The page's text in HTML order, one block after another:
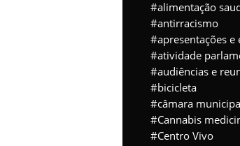
alimentação
antirracismo
apresentações e
atividade
audiências e
bicicleta
câmara
Cannabis
Centro Vivo